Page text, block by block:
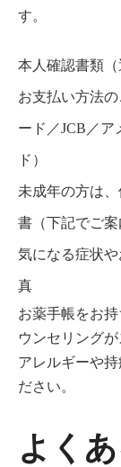
す。
本人確認書類（
お支払い方法
ード／JCB／
ド）
未成年の方は
書（下記でご案
気になる症状
真
お薬手帳をお
ウンセリングが
アレルギーや
ださい。
よく